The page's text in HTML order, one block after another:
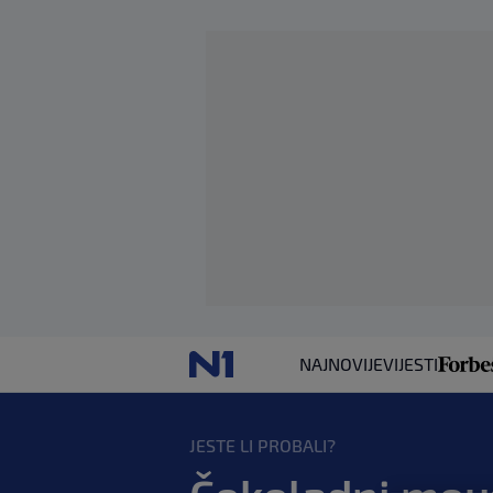
NAJNOVIJEVIJESTI
JESTE LI PROBALI?